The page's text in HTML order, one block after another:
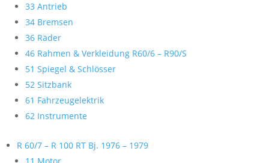
33 Antrieb
34 Bremsen
36 Räder
46 Rahmen & Verkleidung R60/6 – R90/S
51 Spiegel & Schlösser
52 Sitzbank
61 Fahrzeugelektrik
62 Instrumente
R 60/7 – R 100 RT Bj. 1976 – 1979